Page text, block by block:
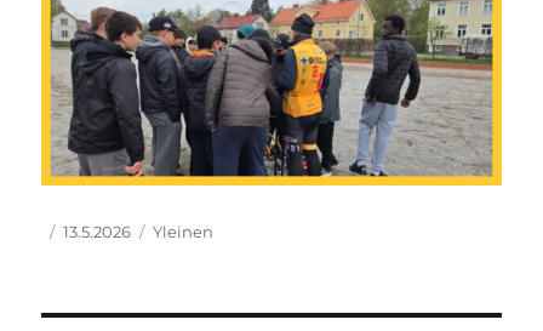
Kirjoittaja
Julkaistu
13.5.2026 Kategoriat
Yleinen